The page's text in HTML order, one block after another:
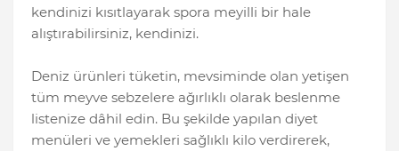
kendinizi kısıtlayarak spora meyilli bir hale
alıştırabilirsiniz, kendinizi.
Deniz ürünleri tüketin, mevsiminde olan yetişen
tüm meyve sebzelere ağırlıklı olarak beslenme
listenize dâhil edin. Bu şekilde yapılan diyet
menüleri ve yemekleri sağlıklı kilo verdirerek,